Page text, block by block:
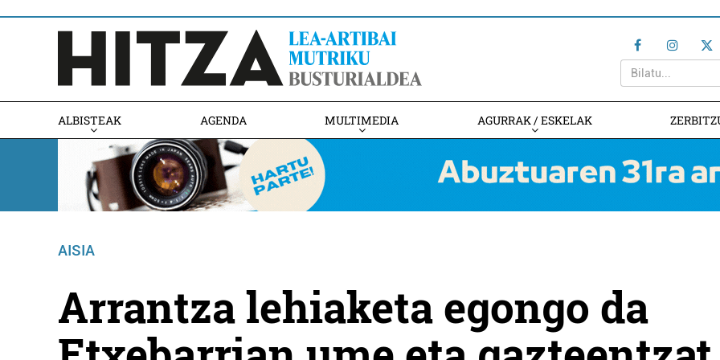
ALBISTEAK AGENDA MULTIMEDIA AGURRAK / ESKELAK
AISIA
Arrantza lehiaketa egongo da